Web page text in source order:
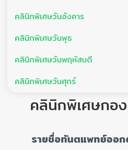
คลินิกพิเศษวันอังคาร
คลินิกพิเศษวันพุธ
คลินิกพิเศษวันพฤหัสบดี
คลินิกพิเศษวันศุกร์
คลินิกพิเศษกอ
รายชื่อทันตแพทย์อ